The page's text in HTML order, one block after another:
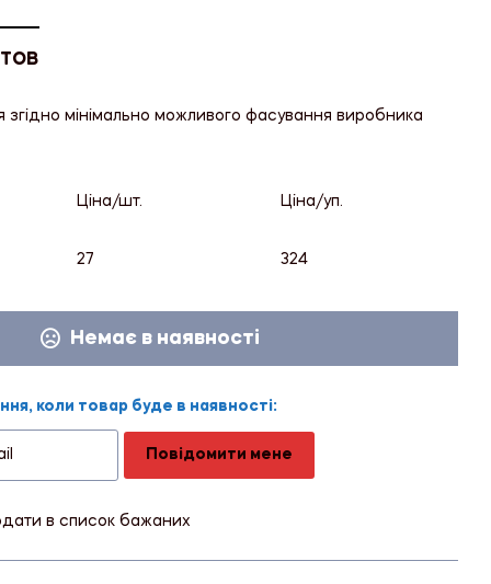
ТОВ
згідно мінімально можливого фасування виробника
Ціна/шт. Ціна/уп.
27 324
Немає в наявності
коли товар буде в наявності:
Повідомити мене
в список бажаних